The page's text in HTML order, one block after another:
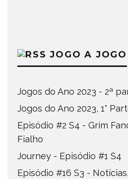
JOGO A JOGO
Jogos do Ano 2023 - 2ª
Jogos do Ano 2023, 1°
Episódio #2 S4 - Grim
Fialho
Journey - Episódio #1 S4
Episódio #16 S3 -